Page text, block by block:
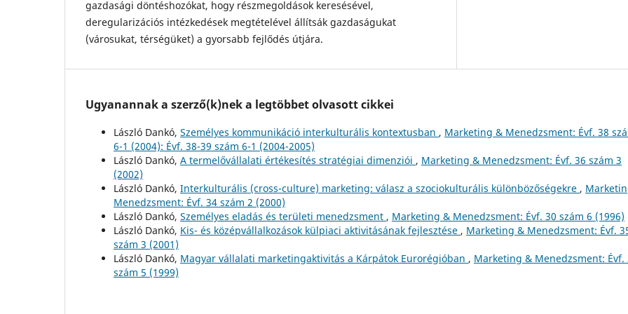
gazdasági döntéshozókat, hogy részmegoldások keresésével,
deregularizációs intézkedések megtételével állítsák gazdaságukat
(városukat, térségüket) a gyorsabb fejlődés útjára.
Ugyanannak a szerző(k)nek a legtöbbet olvasott cikkei
László Dankó, Személyes kommunikáció interkulturális kontextusban , Marketing & Menedzsment: Évf. 38
6-1 (2004): Évf. 38-39 szám 6-1 (2004-2005)
László Dankó, A termelővállalati értékesítés stratégiai dimenziói , Marketing & Menedzsment: Évf. 36 szám 3
(2002)
László Dankó, Interkulturális (cross-culture) marketing: válasz a szociokulturális különbözőségekre ,
Menedzsment: Évf. 34 szám 2 (2000)
László Dankó, Személyes eladás és területi menedzsment , Marketing & Menedzsment: Évf. 30 szám 6 (1996)
László Dankó, Kis- és középvállalkozások külpiaci aktivitásának fejlesztése , Marketing & Menedzsment: Évf.
szám 3 (2001)
László Dankó, Magyar vállalati marketingaktivitás a Kárpátok Eurorégióban , Marketing & Menedzsment: Évf.
szám 5 (1999)